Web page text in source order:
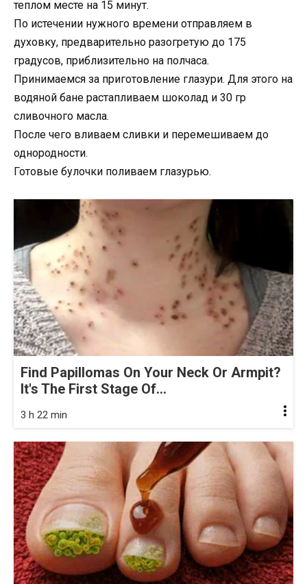
теплом месте на 15 минут.
По истечении нужного времени отправляем в
духовку, предварительно разогретую до 175
градусов, приблизительно на полчаса.
Принимаемся за приготовление глазури. Для этого на
водяной бане растапливаем шоколад и 30 гр
сливочного масла.
После чего вливаем сливки и перемешиваем до
однородности.
Готовые булочки поливаем глазурью.
Find Papillomas On Your Neck Or Armpit?
It's The First Stage Of...
3 h 22 min